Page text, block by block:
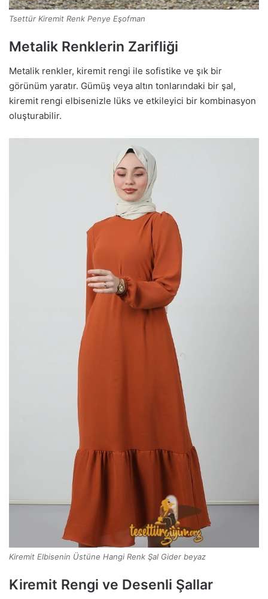
Tsettür Kiremit Renk Penye Eşofman
Metalik Renklerin Zarifliği
Metalik renkler, kiremit rengi ile sofistike ve şık bir
görünüm yaratır. Gümüş veya altın tonlarındaki bir şal,
kiremit rengi elbisenizle lüks ve etkileyici bir kombinasyon
oluşturabilir.
Kiremit Elbisenin Üstüne Hangi Renk Şal Gider beyaz
Kiremit Rengi ve Desenli Şallar